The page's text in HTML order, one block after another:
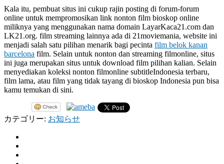
Kala itu, pembuat situs ini cukup rajin posting di forum-forum
online untuk mempromosikan link nonton film bioskop online
miliknya yang menggunakan nama domain LayarKaca21.com dan
LK21.org. film streaming lainnya ada di 21moviemania, website ini
menjadi salah satu pilihan menarik bagi pecinta film belok kanan
barcelona film. Selain untuk nonton dan streaming filmonline, situs
ini juga merupakan situs untuk download film pilihan kalian. Selain
menyediakan koleksi nonton filmonline subtitleIndonesia terbaru,
film lama, atau film yang tidak tayang di bioskop Indonesia pun bisa
kamu temukan di sini.
カテゴリー: お知らせ